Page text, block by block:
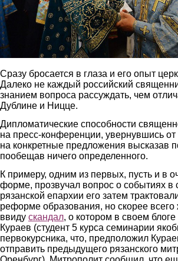
Сразу бросается в глаза и его опыт
Далеко не каждый российский
знанием вопроса рассуждать, чем
Дублине и Ницце.
Дипломатические способности
на пресс-конференции, увернувшись
на конкретные предложения высказав
пообещав ничего определенного.
К примеру, одним из первых, пусть и в
форме, прозвучал вопрос о событиях в
рязанской епархии его затем
реформе образования, но скорее всего
ввиду скандал, о котором в своем
Кураев (студент 5 курса семинарии
первокурсника, что, предположил
отправить предыдущего рязанского